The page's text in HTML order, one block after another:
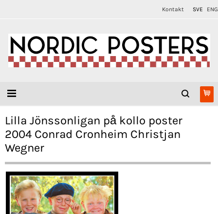
Kontakt SVE ENG
Lilla Jönssonligan på kollo poster
2004 Conrad Cronheim Christjan
Wegner